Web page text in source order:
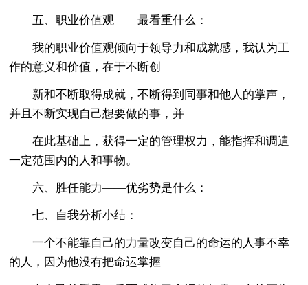
五、职业价值观——最看重什么：
我的职业价值观倾向于领导力和成就感，我认为工
作的意义和价值，在于不断创
新和不断取得成就，不断得到同事和他人的掌声，
并且不断实现自己想要做的事，并
在此基础上，获得一定的管理权力，能指挥和调遣
一定范围内的人和事物。
六、胜任能力——优劣势是什么：
七、自我分析小结：
一个不能靠自己的力量改变自己的命运的人事不幸
的人，因为他没有把命运掌握